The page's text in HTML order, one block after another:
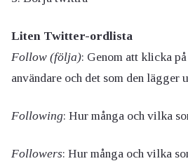
Liten Twitter-ordlista
Follow (följa): Genom att klicka
användare och det som den lägger
Following: Hur många och vilka
Followers: Hur många och vilka